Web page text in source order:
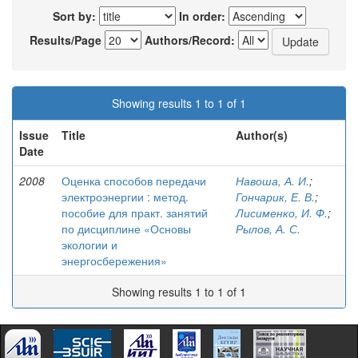
Sort by:
In order:
Results/Page
Authors/Record:
Showing results 1 to 1 of 1
Issue
Date
Title Author(s)
2008
Оценка способов передачи
электроэнергии : метод.
пособие для практ. занятий
по дисциплине «Основы
экологии и
энергосбережения»
Навоша, А. И.;
Гончарик, Е. В.;
Лисименко, И. Ф.;
Рылов, А. С.
Showing results 1 to 1 of 1